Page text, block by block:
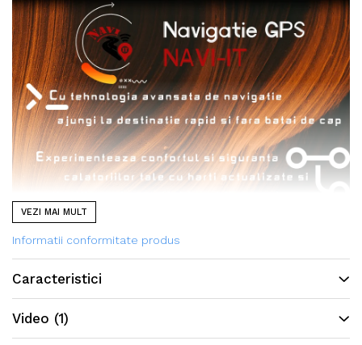
VEZI MAI MULT
Informatii conformitate produs
Caracteristici
Video (1)